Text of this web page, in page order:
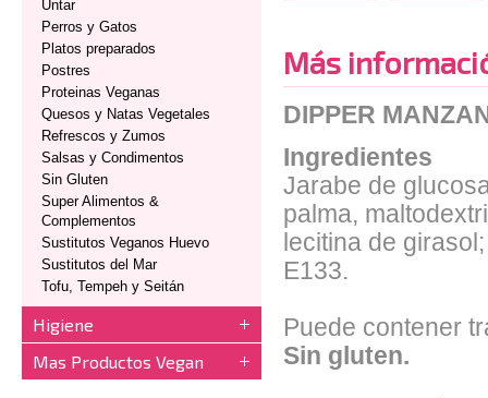
Untar
Perros y Gatos
Platos preparados
Postres
Proteinas Veganas
Quesos y Natas Vegetales
Refrescos y Zumos
Salsas y Condimentos
Sin Gluten
Super Alimentos &
Complementos
Sustitutos Veganos Huevo
Sustitutos del Mar
Tofu, Tempeh y Seitán
Higiene
Mas Productos Vegan
Más
DIPPER
Ingredientes
Jarabe de
palma,
lecitina de
E133.
Puede contener
Sin gluten.